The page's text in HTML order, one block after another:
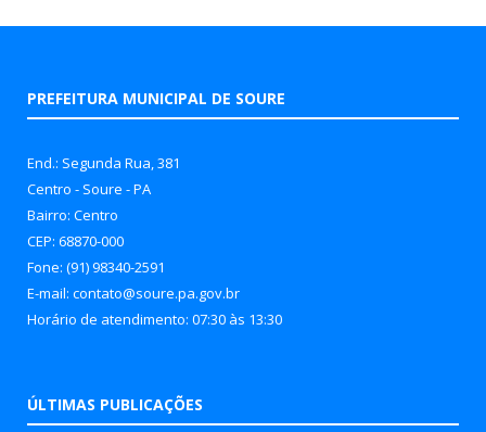
PREFEITURA MUNICIPAL DE SOURE
End.: Segunda Rua, 381
Centro - Soure - PA
Bairro: Centro
CEP: 68870-000
Fone: (91) 98340-2591
E-mail: contato@soure.pa.gov.br
Horário de atendimento: 07:30 às 13:30
ÚLTIMAS PUBLICAÇÕES